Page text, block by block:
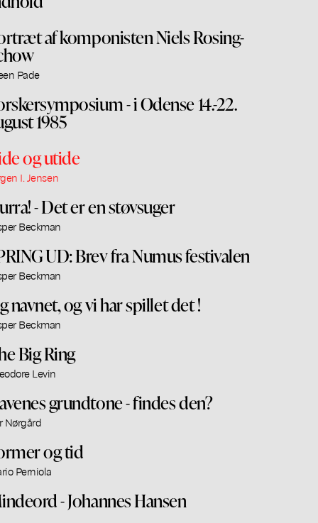
af komponisten Niels Rosing-
Pade
- i Odense 14.-22.
1985
og utide
I. Jensen
- Det er en støvsuger
Beckman
UD: Brev fra Numus festivalen
Beckman
navnet, og vi har spillet det !
Beckman
Big Ring
Levin
grundtone - findes den?
Nørgård
og tid
Perniola
- Johannes Hansen